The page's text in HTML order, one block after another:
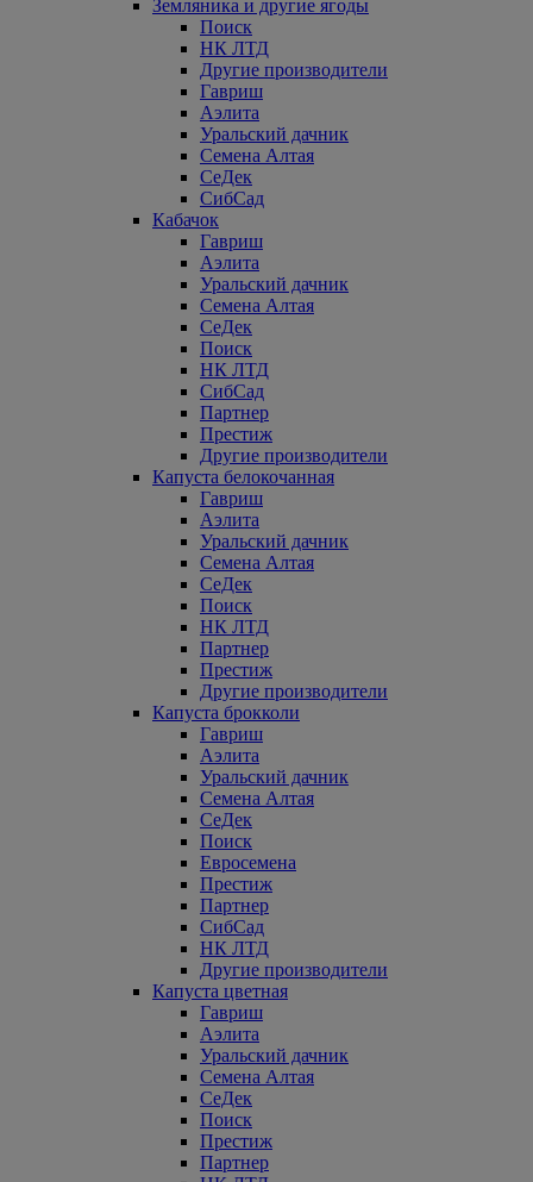
Земляника и другие ягоды
Поиск
НК ЛТД
Другие производители
Гавриш
Аэлита
Уральский дачник
Семена Алтая
СеДек
СибСад
Кабачок
Гавриш
Аэлита
Уральский дачник
Семена Алтая
СеДек
Поиск
НК ЛТД
СибСад
Партнер
Престиж
Другие производители
Капуста белокочанная
Гавриш
Аэлита
Уральский дачник
Семена Алтая
СеДек
Поиск
НК ЛТД
Партнер
Престиж
Другие производители
Капуста брокколи
Гавриш
Аэлита
Уральский дачник
Семена Алтая
СеДек
Поиск
Евросемена
Престиж
Партнер
СибСад
НК ЛТД
Другие производители
Капуста цветная
Гавриш
Аэлита
Уральский дачник
Семена Алтая
СеДек
Поиск
Престиж
Партнер